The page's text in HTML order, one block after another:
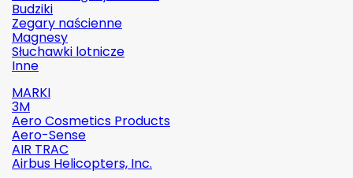
Budziki
Zegary naścienne
Magnesy
Słuchawki lotnicze
Inne
MARKI
3M
Aero Cosmetics Products
Aero-Sense
AIR TRAC
Airbus Helicopters, Inc.